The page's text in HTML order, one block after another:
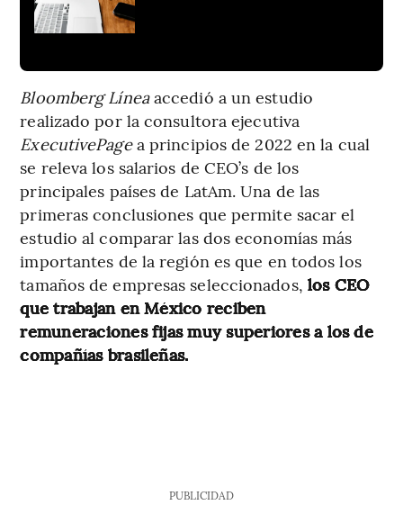
Bloomberg Líneaaccedió a un estudio
realizado por la consultora ejecutiva
ExecutivePagea principios de 2022 en la cual
se releva los salarios de CEO’s de los
principales países de LatAm. Una de las
primeras conclusiones que permite sacar el
estudio al comparar las dos economías más
importantes de la región es que en todos los
tamaños de empresas seleccionados, los CEO
que trabajan en México reciben
remuneraciones fijas muy superiores a los de
compañías brasileñas.
PUBLICIDAD